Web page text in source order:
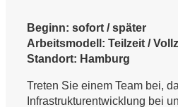
Beginn: sofort / später
Arbeitsmodell: Teilzeit /
Standort: Hamburg
Treten Sie einem Team bei,
Infrastrukturentwicklung bei